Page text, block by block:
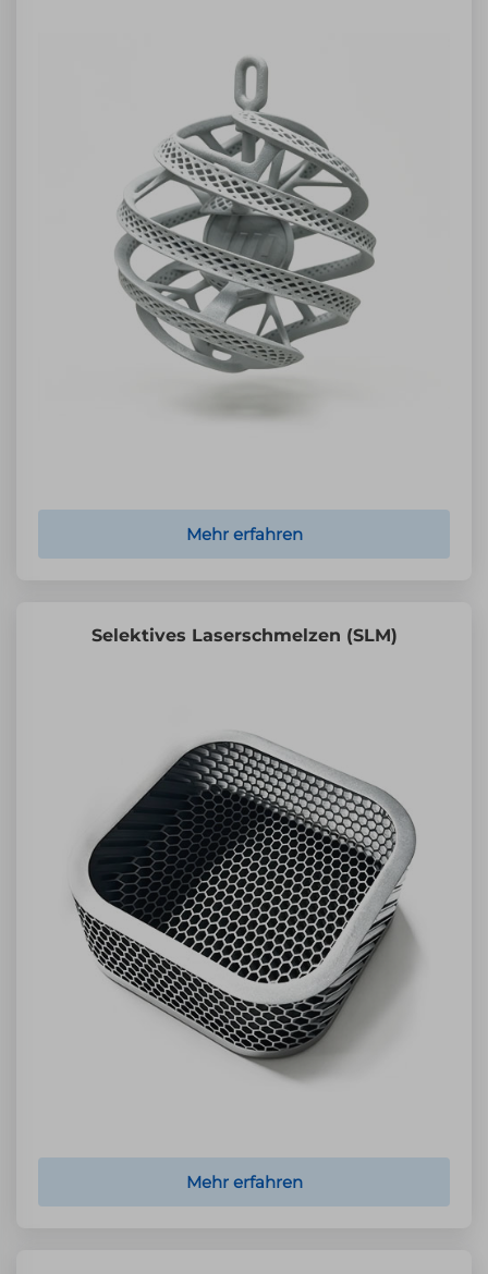
Mehr erfahren
Selektives Laserschmelzen (SLM)
Mehr erfahren